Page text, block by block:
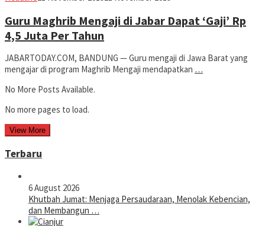
Guru Maghrib Mengaji di Jabar Dapat ‘Gaji’ Rp
4,5 Juta Per Tahun
JABARTODAY.COM, BANDUNG — Guru mengaji di Jawa Barat yang
mengajar di program Maghrib Mengaji mendapatkan …
No More Posts Available.
No more pages to load.
View More
Terbaru
6 August 2026
Khutbah Jumat: Menjaga Persaudaraan, Menolak Kebencian,
dan Membangun …